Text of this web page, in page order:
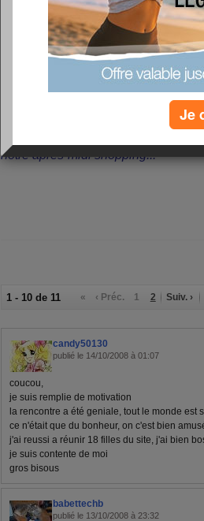
Elle se débrouille super bien, je
encore beaucoup de choses à lui
Mais non.. Elle se débrouille très
zone commerciale un samedi
ville... Elle était très détendue.
fait plein de compliments. Pour elle
notre après-midi shopping...
1 - 10 de 11 « ‹ Préc. 1 2 Suiv. ›
candy50130
publié le 14/10/2008 à 01:07
coucou,
je suis remplie de motivation
la rencontre a été geniale, tout le monde est
ce n'était que du bonheur, on c'est bien
j'ai reussi a réunir 18 filles du site, j'ai bien
je suis contente de moi
gros bisous
babettechb
publié le 13/10/2008 à 23:32
Je